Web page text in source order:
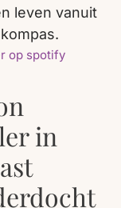
leven vanuit
op spotify
in